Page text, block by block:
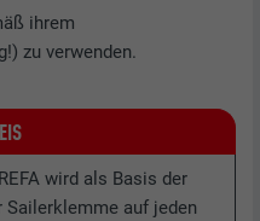
ihrem
zu verwenden.
wird als Basis der
Sailerklemme auf jeden